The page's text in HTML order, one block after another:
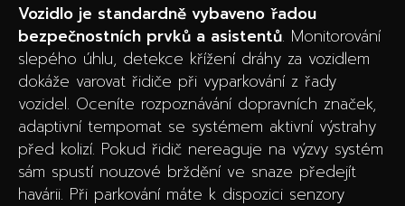
Vozidlo je standardně vybaveno řadou
bezpečnostních prvků a asistentů. Monitorování
slepého úhlu, detekce křížení dráhy za vozidlem
dokáže varovat řidiče při vyparkování z řady
vozidel. Oceníte rozpoznávání dopravních značek,
adaptivní tempomat se systémem aktivní výstrahy
před kolizí. Pokud řidič nereaguje na výzvy systém
sám spustí nouzové brždění ve snaze předejít
havárii. Při parkování máte k dispozici senzory